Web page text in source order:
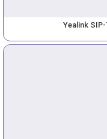
Yealink